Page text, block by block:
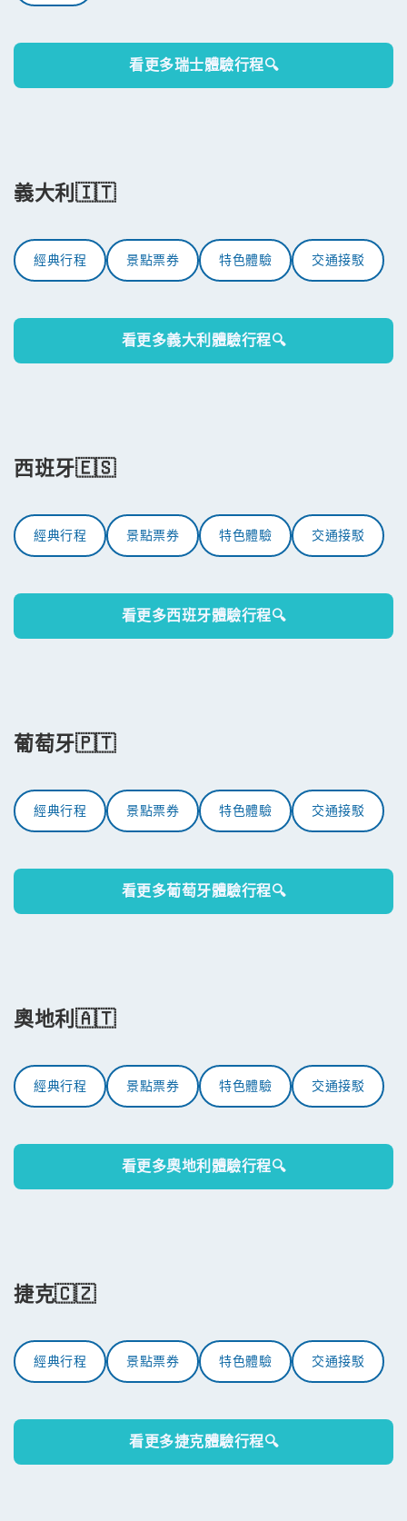
看更多瑞士體驗行程🔍
義大利🇮🇹
經典行程 景點票券 特色體驗 交通接駁
看更多義大利體驗行程🔍
西班牙🇪🇸
經典行程 景點票券 特色體驗 交通接駁
看更多西班牙體驗行程🔍
葡萄牙🇵🇹
經典行程 景點票券 特色體驗 交通接駁
看更多葡萄牙體驗行程🔍
奧地利🇦🇹
經典行程 景點票券 特色體驗 交通接駁
看更多奧地利體驗行程🔍
捷克🇨🇿
經典行程 景點票券 特色體驗 交通接駁
看更多捷克體驗行程🔍